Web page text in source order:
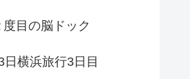
度目の脳ドック
日横浜旅行3日目